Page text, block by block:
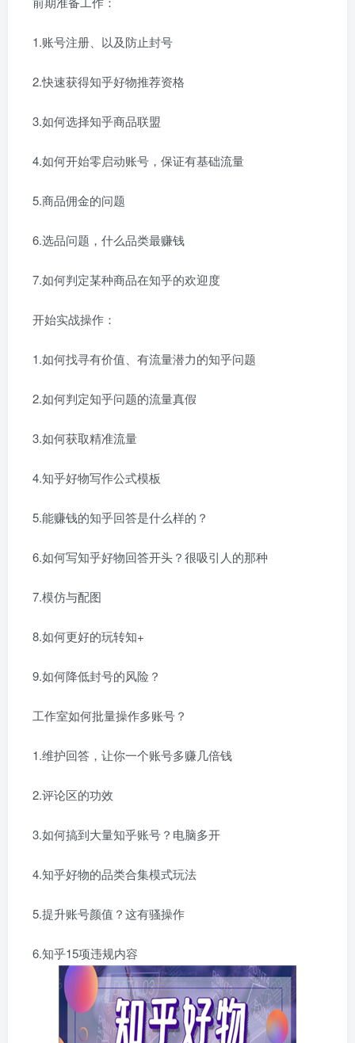
1.账号注册、以及防止封号
2.快速获得知乎好物推荐资格
3.如何选择知乎商品联盟
4.如何开始零启动账号，保证有基础流量
5.商品佣金的问题
6.选品问题，什么品类最赚钱
7.如何判定某种商品在知乎的欢迎度
开始实战操作：
1.如何找寻有价值、有流量潜力的知乎问题
2.如何判定知乎问题的流量真假
3.如何获取精准流量
4.知乎好物写作公式模板
5.能赚钱的知乎回答是什么样的？
6.如何写知乎好物回答开头？很吸引人的那种
7.模仿与配图
8.如何更好的玩转知+
9.如何降低封号的风险？
工作室如何批量操作多账号？
1.维护回答，让你一个账号多赚几倍钱
2.评论区的功效
3.如何搞到大量知乎账号？电脑多开
4.知乎好物的品类合集模式玩法
5.提升账号颜值？这有骚操作
6.知乎15项违规内容